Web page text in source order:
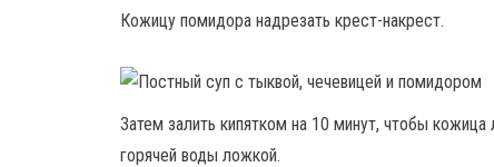
Кожицу помидора надрезать крест-накрест.
Затем залить кипятком на 10 минут, чтобы
горячей воды ложкой.